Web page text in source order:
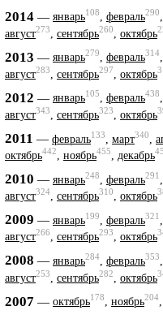
2014 — январь108, февраль290
август273 сентябрь260 октябрь
2013 — январь279, февраль314
август283 сентябрь297 октябрь
2012 — январь105, февраль438
август343, сентябрь323, октябрь
2011 — февраль133 март340
октябрь442, ноябрь455, декабрь
2010 — январь248 февраль291
август324, сентябрь310, октябрь
2009 — январь199 февраль321
август266, сентябрь293, октябрь
2008 — январь284 февраль353
август253 сентябрь282 октябрь
2007 — октябрь178, ноябрь204